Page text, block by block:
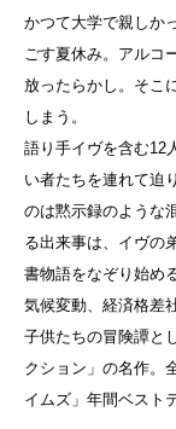
かつて大学で親しか
ごす夏休み。アルコ
放ったらかし。そこ
しまう。
語り手イヴを含む12
い者たちを連れて迫
のは黙示録のような
る出来事は、イヴの
書物語をなぞり始
気候変動、経済格差
子供たちの冒険譚と
クション」の名作。
イムズ」年間ベスト